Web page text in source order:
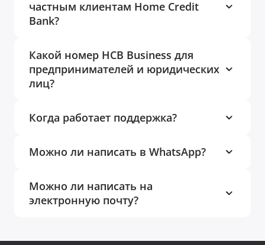
частным клиентам Home Credit
Bank?
Какой номер HCB Business для
предпринимателей и юридических
лиц?
Когда работает поддержка?
Можно ли написать в WhatsApp?
Можно ли написать на
электронную почту?